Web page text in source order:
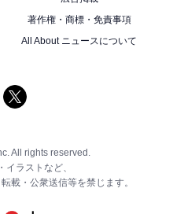
著作権・商標・免責事項
All About ニュースについて
All rights reserved.
イラストなど、
載・公衆送信等を禁じます。